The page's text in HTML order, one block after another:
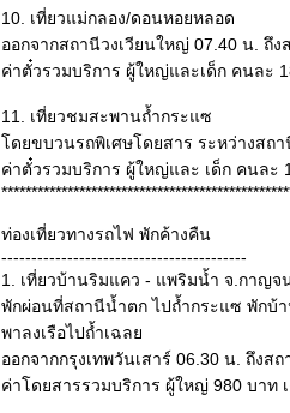
10. เที่ยวแม่กลอง/ดอนหอยหลอด
ออกจากสถานีวงเวียนใหญ่ 07.40 น. ถึง
ค่าตั๋วรวมบริการ ผู้ใหญ่และเด็ก คนละ
11. เที่ยวชมสะพานถ้ำกระแซ
ดยขบวนรถพิเศษโดยสาร ระหว่างสถา
ค่าตั๋วรวมบริการ ผู้ใหญ่และ เด็ก คนละ
ท่องเที่ยวทางรถไฟ พักค้างคืน
-----------------------------------------
1. เที่ยวบ้านริมแคว - แพริมน้ำ จ.กาญจ
พักผ่อนที่สถานีน้ำตก ไปถ้ำกระแซ พักบ้
พาลงเรือไปถ้ำเฉล
ออกจากกรุงเทพวันเสาร์ 06.30 น. ถึงส
ค่าโดยสารรวมบริการ ผู้ใหญ่ 980 บาท